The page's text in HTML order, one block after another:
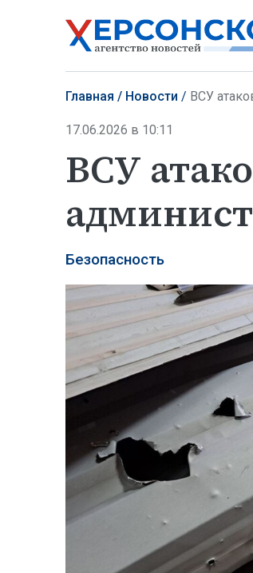
Главная Новости ВСУ
17.06.2026 в 10:11
ВСУ
Безопасность